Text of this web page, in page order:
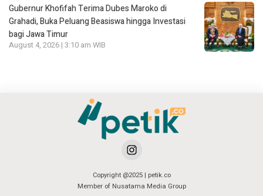
Gubernur Khofifah Terima Dubes Maroko di
Grahadi, Buka Peluang Beasiswa hingga Investasi
bagi Jawa Timur
August 4, 2026 | 3:10 am WIB
Copyright @2025 | petik.co
Member of Nusatama Media Group